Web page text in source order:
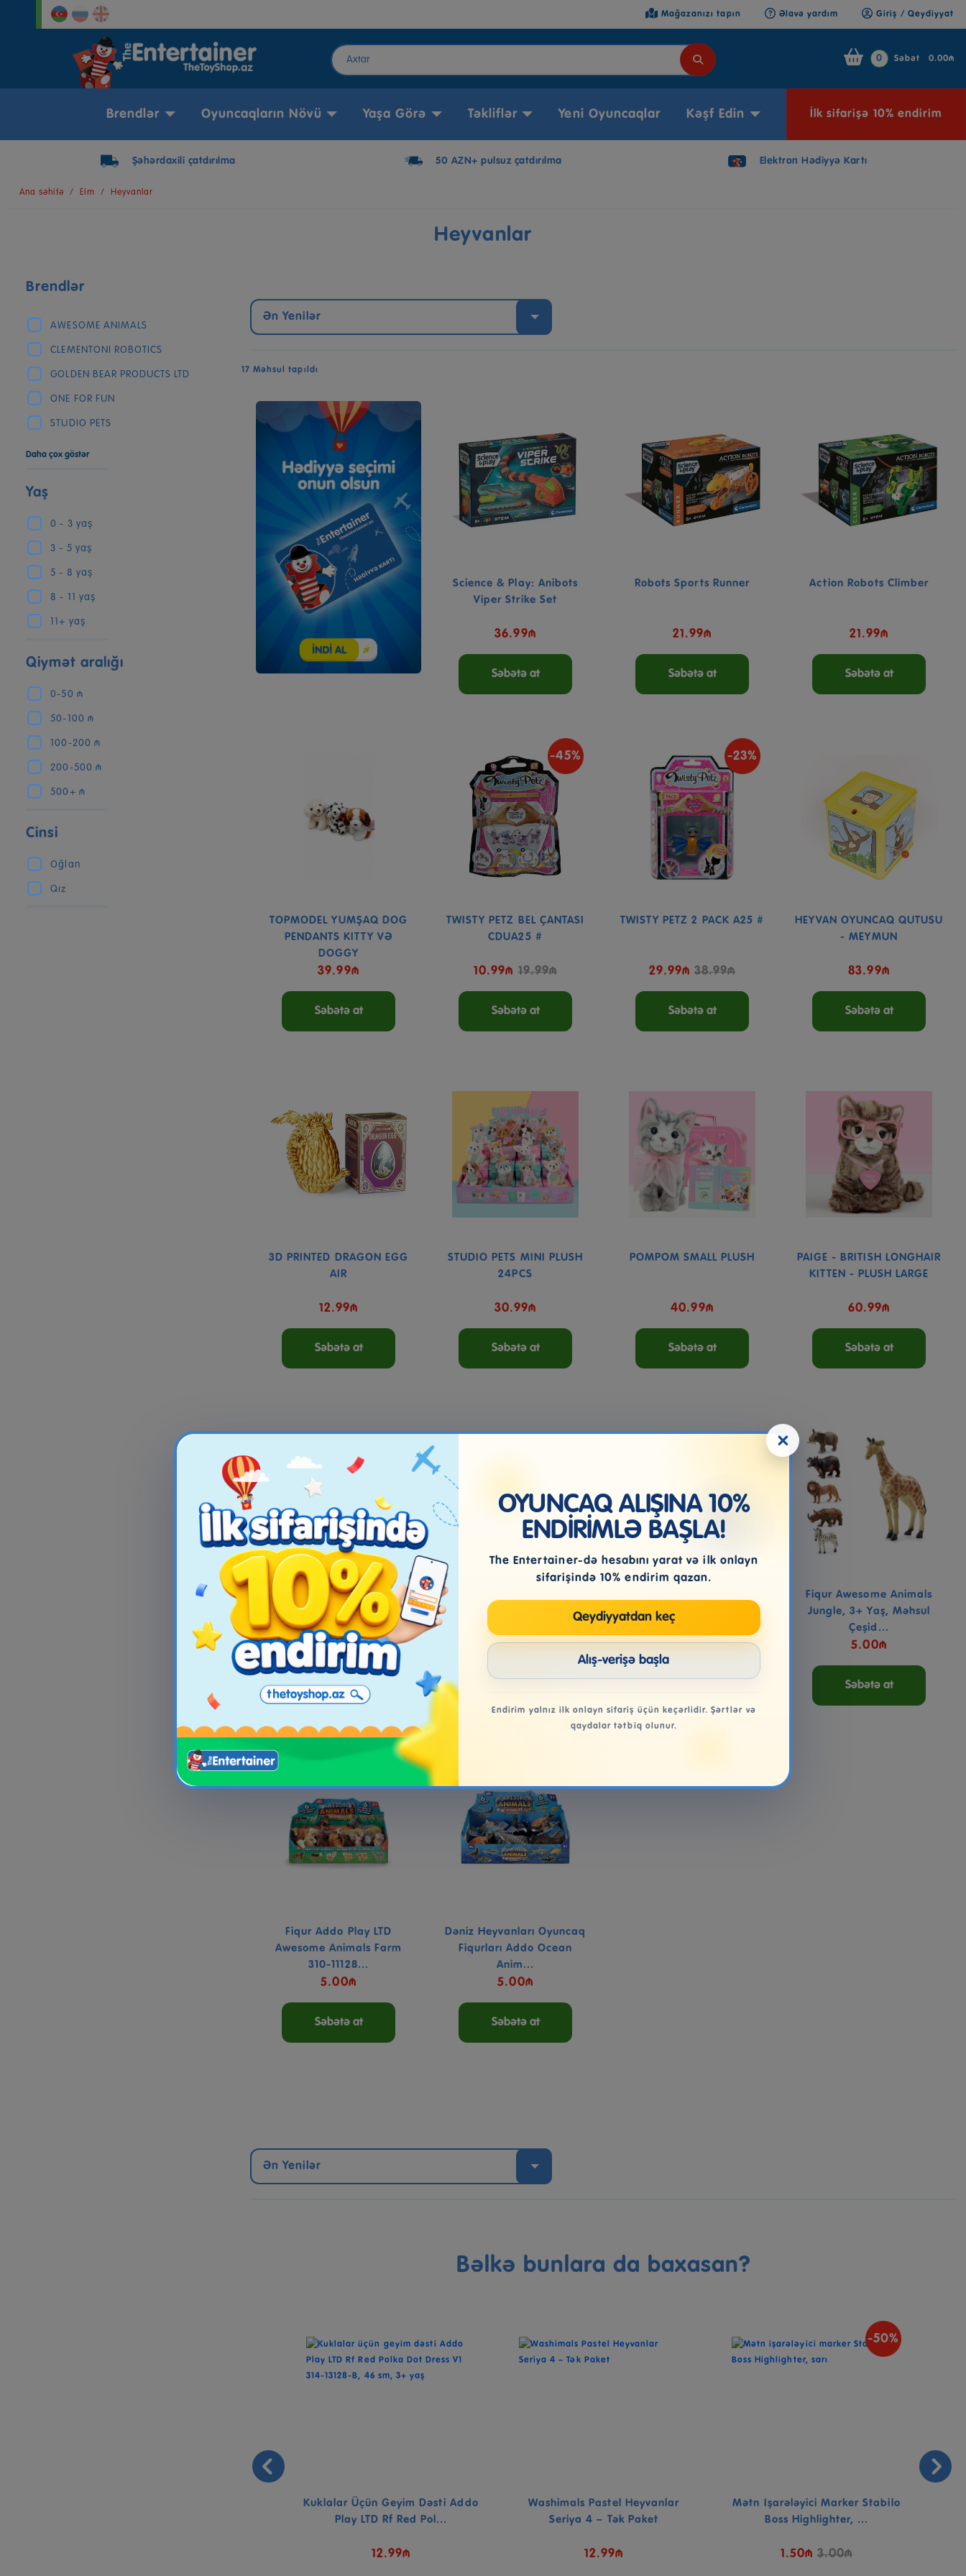
Mağazanızı tapın Əlavə yardım Giriş / Qeydiyyat
0 Səbət 0.00₼
Brendlər Oyuncaqların Növü Yaşa Görə Təkliflər Yeni Oyuncaqlar Kəşf Edin İlk sifarişə 10% endirim
Şəhərdaxili çatdırılma 50 AZN+ pulsuz çatdırılma Elektron Hədiyyə Kartı
Ana səhifə Elm Heyvanlar
Heyvanlar
Brendlər
AWESOME ANIMALS
CLEMENTONI ROBOTICS
GOLDEN BEAR PRODUCTS LTD
ONE FOR FUN
STUDIO PETS
Daha çox göstər
Yaş
0 - 3 yaş
3 - 5 yaş
5 - 8 yaş
8 - 11 yaş
11+ yaş
Qiymət aralığı
0-50 ₼
50-100 ₼
100-200 ₼
200-500 ₼
500+ ₼
Cinsi
Oğlan
Qız
Ən Yenilər
17 Məhsul tapıldı
Science & Play: Anibots
Viper Strike Set
36.99₼
Səbətə at
Robots Sports Runner
21.99₼
Səbətə at
Action Robots Climber
21.99₼
Səbətə at
TOPMODEL YUMŞAQ DOG
PENDANTS KITTY VƏ
DOGGY
39.99₼
Səbətə at
-45%
TWISTY PETZ BEL ÇANTASI
CDUA25 #
10.99₼ 19.99₼
Səbətə at
-23%
TWISTY PETZ 2 PACK A25 #
29.99₼ 38.99₼
Səbətə at
HEYVAN OYUNCAQ QUTUSU
- MEYMUN
83.99₼
Səbətə at
3D PRINTED DRAGON EGG
AIR
12.99₼
Səbətə at
STUDIO PETS MINI PLUSH
24PCS
30.99₼
Səbətə at
POMPOM SMALL PLUSH
40.99₼
Səbətə at
PAIGE - BRITISH LONGHAIR
KITTEN - PLUSH LARGE
60.99₼
Səbətə at
Heyvan Və Böcək Dəsti
Addo
3.00₼
Səbətə at
Fiqur Dəsti Addo Play LTD
Aa Discover Jungle Tub V...
22.99₼
Animals Discover Ocean
21.99₼
Fiqur Awesome Animals
Jungle, 3+ Yaş, Məhsul
Çeşid...
5.00₼
Səbətə at
Fiqur Addo Play LTD
Awesome Animals Farm
310-11128...
5.00₼
Səbətə at
Dəniz Heyvanları Oyuncaq
Fiqurları Addo Ocean
Anim...
5.00₼
Səbətə at
Ən Yenilər
Bəlkə bunlara da baxasan?
Kuklalar Üçün Geyim Dəsti Addo
Play LTD Rf Red Pol...
12.99₼
Washimals Pastel Heyvanlar
Seriya 4 – Tək Paket
12.99₼
-50%
Mətn Işarələyici Marker Stabilo
Boss Highlighter, ...
1.50₼ 3.00₼
×
OYUNCAQ ALIŞINA 10%
ENDİRİMLƏ BAŞLA!
The Entertainer-də hesabını yarat və ilk onlayn
sifarişində 10% endirim qazan.
Qeydiyyatdan keç
Alış-verişə başla
Endirim yalnız ilk onlayn sifariş üçün keçərlidir. Şərtlər və
qaydalar tətbiq olunur.